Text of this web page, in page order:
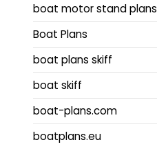
boat motor stand plans
Boat Plans
boat plans skiff
boat skiff
boat-plans.com
boatplans.eu